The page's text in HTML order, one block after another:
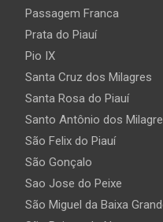
Passagem Franca
Prata do Piauí
Pio IX
Santa Cruz dos Milagres
Santa Rosa do Piauí
Santo Antônio dos
São Felix do Piauí
São Gonçalo
Sao Jose do Peixe
São Miguel da Baixa